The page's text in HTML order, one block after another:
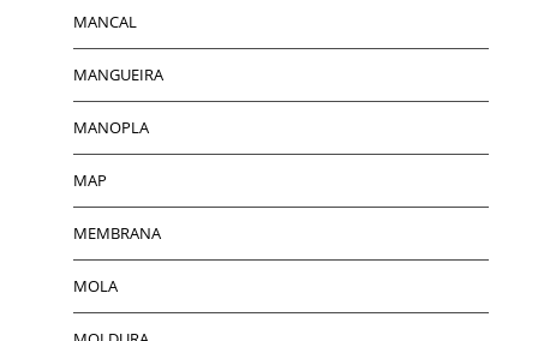
MANCAL
MANGUEIRA
MANOPLA
MAP
MEMBRANA
MOLA